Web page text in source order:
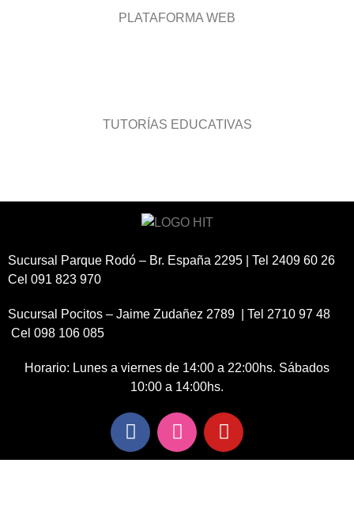
PLATAFORMA WEB
TUTORÍAS EDUCATIVAS
Sucursal Parque Rodó – Br. España 2295 | Tel 2409 60 26
Cel 091 823 970
Sucursal Pocitos – Jaime Zudañez 2789 | Tel 2710 97 48
Cel 098 106 085
Horario: Lunes a viernes de 14:00 a 22:00hs. Sábados
10:00 a 14:00hs.